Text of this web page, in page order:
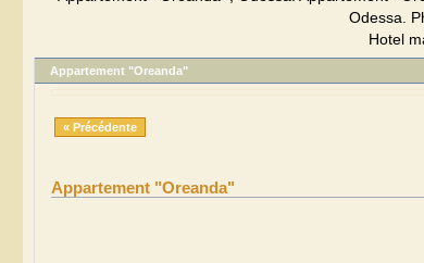
Odessa.
Hotel
Appartement "Oreanda"
« Précédente
Appartement "Oreanda"